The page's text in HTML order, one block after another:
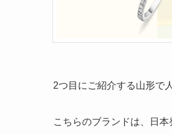
2つ目にご紹介する山形で
こちらのブランドは、日